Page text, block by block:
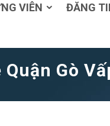
VIÊN ĐĂNG
Gò